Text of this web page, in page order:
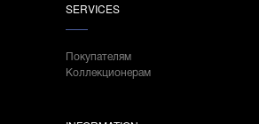
SERVICES
Покупателям
Коллекционерам